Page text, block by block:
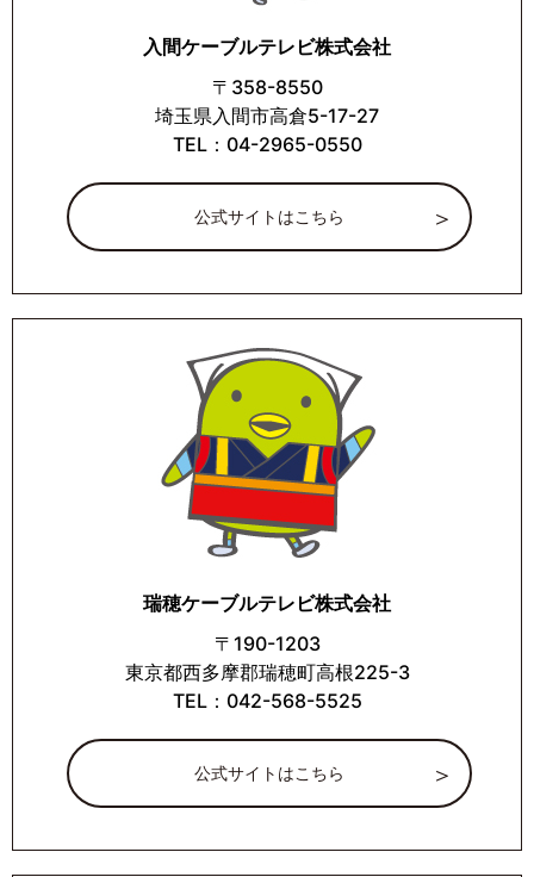
入間ケーブルテレビ株式会社
〒358-8550
埼玉県入間市高倉5-17-27
TEL：04-2965-0550
公式サイトはこちら
瑞穂ケーブルテレビ株式会社
〒190-1203
東京都西多摩郡瑞穂町高根225-3
TEL：042-568-5525
公式サイトはこちら